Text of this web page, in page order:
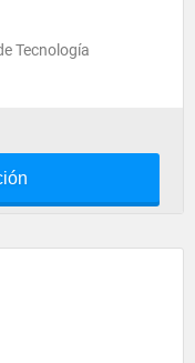
Tecnología